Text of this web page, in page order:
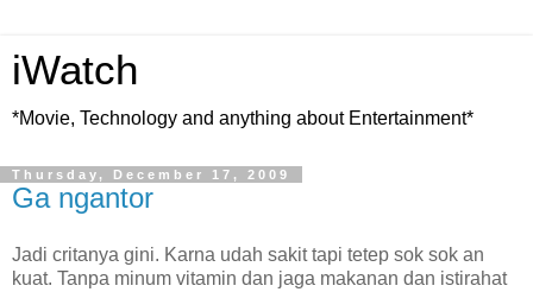
iWatch
*Movie, Technology and anything about Entertainment*
Thursday, December 17, 2009
Ga ngantor
Jadi critanya gini. Karna udah sakit tapi tetep sok sok an
kuat. Tanpa minum vitamin dan jaga makanan dan istirahat